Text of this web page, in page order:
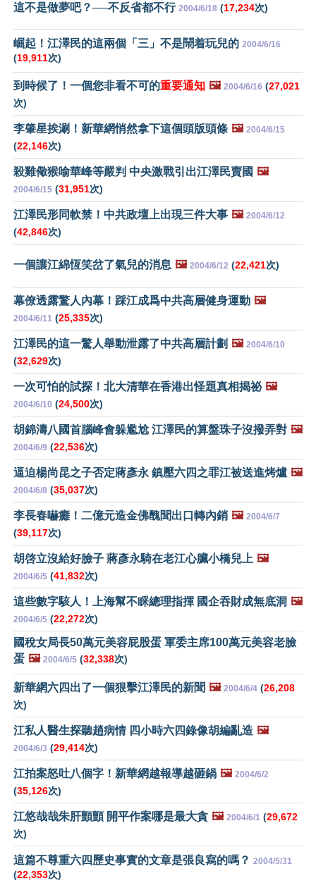
這不是做夢吧？──不反省都不行 2004/6/18 (17,234次)
崛起！江澤民的這兩個「三」不是鬧着玩兒的 2004/6/16
(19,911次)
到時候了！一個您非看不可的重要通知 🖼️ 2004/6/16 (27,021
次)
李肇星挨涮！新華網悄然拿下這個頭版頭條 🖼️ 2004/6/15
(22,146次)
殺雞儆猴喻華峰等嚴判 中央激戰引出江澤民賣國 🖼️
2004/6/15 (31,951次)
江澤民形同軟禁！中共政壇上出現三件大事 🖼️ 2004/6/12
(42,846次)
一個讓江綿恆笑岔了氣兒的消息 🖼️ 2004/6/12 (22,421次)
幕僚透露驚人內幕！踩江成爲中共高層健身運動 🖼️
2004/6/11 (25,335次)
江澤民的這一驚人舉動泄露了中共高層計劃 🖼️ 2004/6/10
(32,629次)
一次可怕的試探！北大清華在香港出怪題真相揭祕 🖼️
2004/6/10 (24,500次)
胡錦濤八國首腦峰會躲尷尬 江澤民的算盤珠子沒撥弄對 🖼️
2004/6/9 (22,536次)
逼迫楊尚昆之子否定蔣彥永 鎮壓六四之罪江被送進烤爐 🖼️
2004/6/8 (35,037次)
李長春嚇癱！二億元造金佛醜聞出口轉內銷 🖼️ 2004/6/7
(39,117次)
胡啓立沒給好臉子 蔣彥永騎在老江心臟小橋兒上 🖼️
2004/6/5 (41,832次)
這些數字駭人！上海幫不睬總理指揮 國企吞財成無底洞 🖼️
2004/6/5 (22,272次)
國稅女局長50萬元美容屁股蛋 軍委主席100萬元美容老臉
蛋 🖼️ 2004/6/5 (32,338次)
新華網六四出了一個狠擊江澤民的新聞 🖼️ 2004/6/4 (26,208
次)
江私人醫生探聽趙病情 四小時六四錄像胡編亂造 🖼️
2004/6/3 (29,414次)
江拍案怒吐八個字！新華網越報導越砸鍋 🖼️ 2004/6/2
(35,126次)
江悠哉哉朱肝顫顫 開平作案哪是最大貪 🖼️ 2004/6/1 (29,672
次)
這篇不尊重六四歷史事實的文章是張良寫的嗎？ 2004/5/31
(22,353次)